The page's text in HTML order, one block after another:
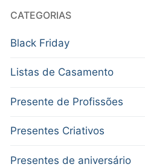
CATEGORIAS
Black Friday
Listas de Casamento
Presente de Profissões
Presentes Criativos
Presentes de aniversário